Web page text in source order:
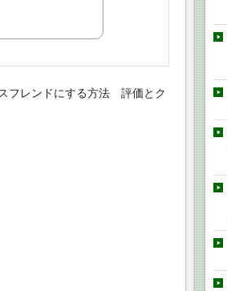
フレンドにする方法 評価とク